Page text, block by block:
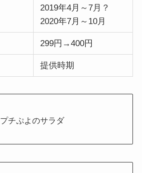
2019年4月～7月？
2020年7月～10月
299円→400円
提供時期
プチぷよのサラダ